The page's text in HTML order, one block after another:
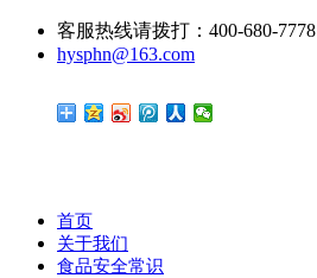
客服热线请拨打：400-680-7778
hysphn@163.com
首页
关于我们
食品安全常识